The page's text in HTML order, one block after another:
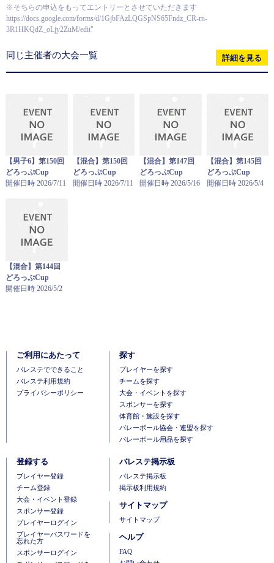
※そちらの申込をもってエントリーとさせていただきます
https://docs.google.com/forms/d/1GjbFAzLQGSpNS65Fndz_CR-rn-
3R1HKQdZ_oLjy2ZuM/edit"
同じ主催者の大会一覧 詳細を見る
【男子6】第150回
どろっぷCup
開催日時 2026/7/11
【混合】第150回
どろっぷCup
開催日時 2026/7/11
【混合】第147回
どろっぷCup
開催日時 2026/5/16
【混合】第145回
どろっぷCup
開催日時 2026/5/4
【混合】第144回
どろっぷCup
開催日時 2026/5/2
ご利用にあたって
バレステでできること
バレステ利用規約
プライバシーポリシー
探す
プレイヤーを探す
チームを探す
大会・イベントを探す
スポンサーを探す
体育館・施設を探す
バレーボール協会・連盟を探す
バレーボール用品を探す
登録する
ブレイヤー登録
チーム登録
大会・イベント登録
スポンサー登録
プレイヤーログイン
プレイヤーパスワードを
忘れた方
スポンサーログイン
バレステ掲示板
バレステ掲示板
掲示板利用規約
サイトマップ
サイトマップ
ヘルプ
FAQ